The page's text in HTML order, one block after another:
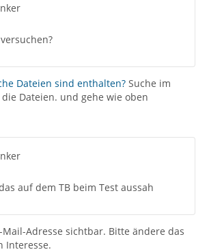
Dateien sind enthalten? Suche im
Dateien. und gehe wie oben
auf dem TB beim Test aussah
Mail-Adresse sichtbar. Bitte ändere das
Interesse.